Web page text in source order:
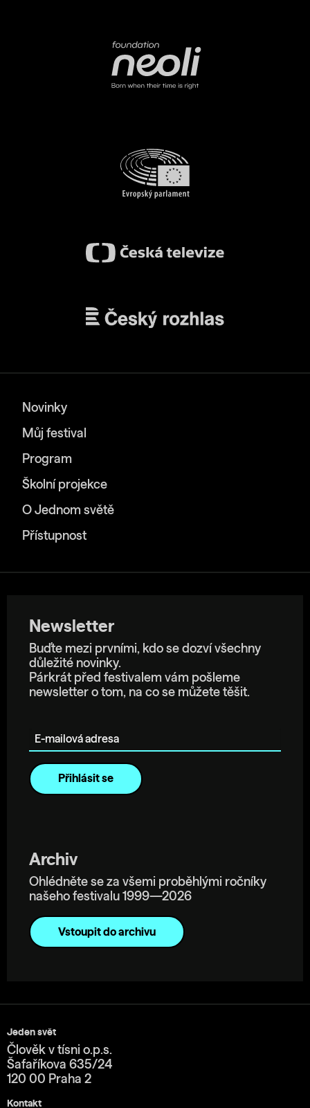
Novinky
Můj festival
Program
Školní projekce
O Jednom světě
Přístupnost
Newsletter
Buďte mezi prvními, kdo se dozví všechny
důležité novinky.
Párkrát před festivalem vám pošleme
newsletter o tom, na co se můžete těšit.
Archiv
Ohlédněte se za všemi proběhlými ročníky
našeho festivalu 1999—2026
Vstoupit do archivu
Jeden svět
Člověk v tísni o.p.s.
Šafaříkova 635/24
120 00 Praha 2
Kontakt